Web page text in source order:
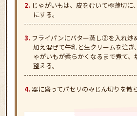
じゃがいもは、皮をむいて極薄切に
にする。
フライパンにバター蒸し②を入れ炒
加え混ぜて牛乳と生クリームを注ぎ
ゃがいもが柔らかくなるまで煮て、
整える。
器に盛ってパセリのみじん切りを散ら